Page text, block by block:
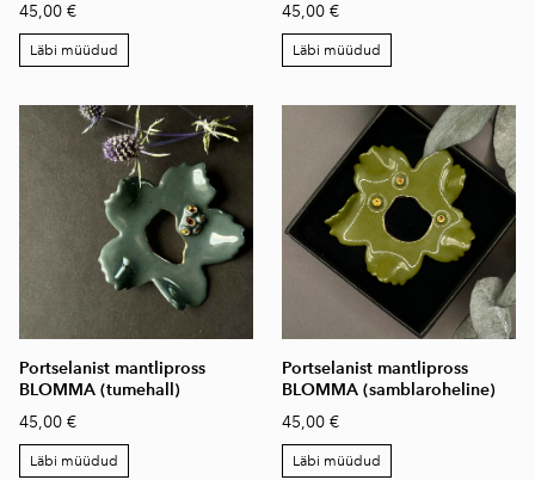
45,00 €
Läbi müüdud
45,00 €
Läbi müüdud
Portselanist mantlipross
BLOMMA (tumehall)
45,00 €
Läbi müüdud
Portselanist mantlipross
BLOMMA (samblaroheline)
45,00 €
Läbi müüdud